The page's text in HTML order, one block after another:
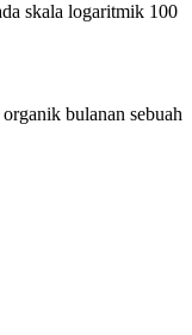
skala logaritmik 100
bulanan sebuah